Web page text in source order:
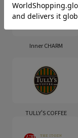
Inner CHARM
TULLY'S COFFEE